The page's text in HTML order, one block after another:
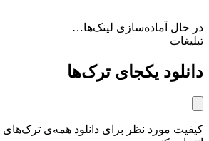
در حال آماده‌سازی لینک‌ها…
تبلیغات
دانلود یکجای ترک‌ها
کیفیت مورد نظر برای دانلود همه‌ی ترک‌های